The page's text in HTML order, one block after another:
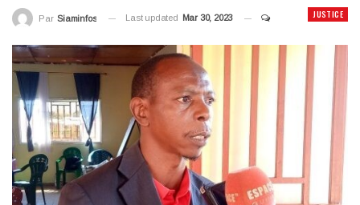
JUSTICE
Par Siaminfos Last updated Mar 30, 2023